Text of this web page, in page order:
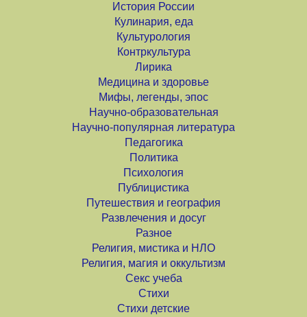
История России
Кулинария, еда
Культурология
Контркультура
Лирика
Медицина и здоровье
Мифы, легенды, эпос
Научно-образовательная
Научно-популярная литература
Педагогика
Политика
Психология
Публицистика
Путешествия и география
Развлечения и досуг
Разное
Религия, мистика и НЛО
Религия, магия и оккультизм
Секс учеба
Стихи
Стихи детские